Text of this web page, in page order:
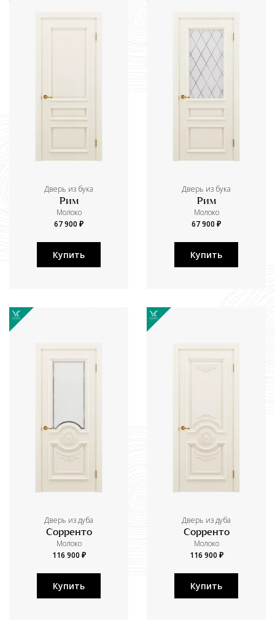
Дверь из бука
Рим
Молоко
67 900 ₽
Купить
Дверь из бука
Рим
Молоко
67 900 ₽
Купить
Дверь из дуба
Сорренто
Молоко
116 900 ₽
Купить
Дверь из дуба
Сорренто
Молоко
116 900 ₽
Купить